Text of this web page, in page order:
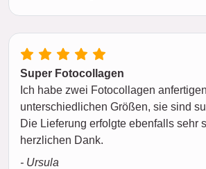
Super Fotocollagen
Ich habe zwei Fotocollagen
unterschiedlichen Größen, sie sind
Die Lieferung erfolgte ebenfalls sehr
herzlichen Dank.
- Ursula